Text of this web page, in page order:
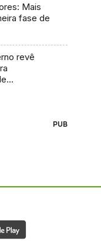
Mais
fase de
revê
PUB